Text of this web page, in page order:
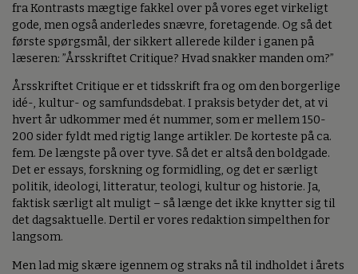
fra Kontrasts mægtige fakkel over på vores eget virkeligt
gode, men også anderledes snævre, foretagende. Og så det
første spørgsmål, der sikkert allerede kilder i ganen på
læseren: ”Årsskriftet Critique? Hvad snakker manden om?”
Årsskriftet Critique er et tidsskrift fra og om den borgerlige
idé-, kultur- og samfundsdebat. I praksis betyder det, at vi
hvert år udkommer med ét nummer, som er mellem 150-
200 sider fyldt med rigtig lange artikler. De korteste på ca.
fem. De længste på over tyve. Så det er altså den boldgade.
Det er essays, forskning og formidling, og det er særligt
politik, ideologi, litteratur, teologi, kultur og historie. Ja,
faktisk særligt alt muligt – så længe det ikke knytter sig til
det dagsaktuelle. Dertil er vores redaktion simpelthen for
langsom.
Men lad mig skære igennem og straks nå til indholdet i årets